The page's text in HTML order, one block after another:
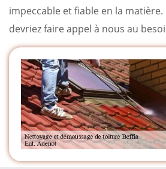
impeccable et fiable en la matière.
devriez faire appel à nous au